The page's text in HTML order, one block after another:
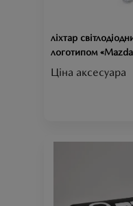
ліхтар
логотипом
Ціна аксесуара